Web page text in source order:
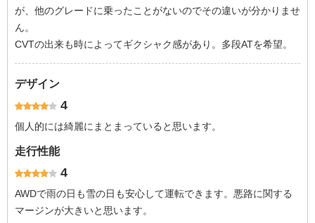
が、他のグレードに乗ったことがないのでその違いが分かりませ
ん。
CVTの出来も時によってギクシャク感があり。多段ATを希望。
デザイン
4
個人的には綺麗にまとまっていると思います。
走行性能
4
AWDで雨の日も雪の日も安心して運転できます。悪路に関する
マージンが大きいと思います。